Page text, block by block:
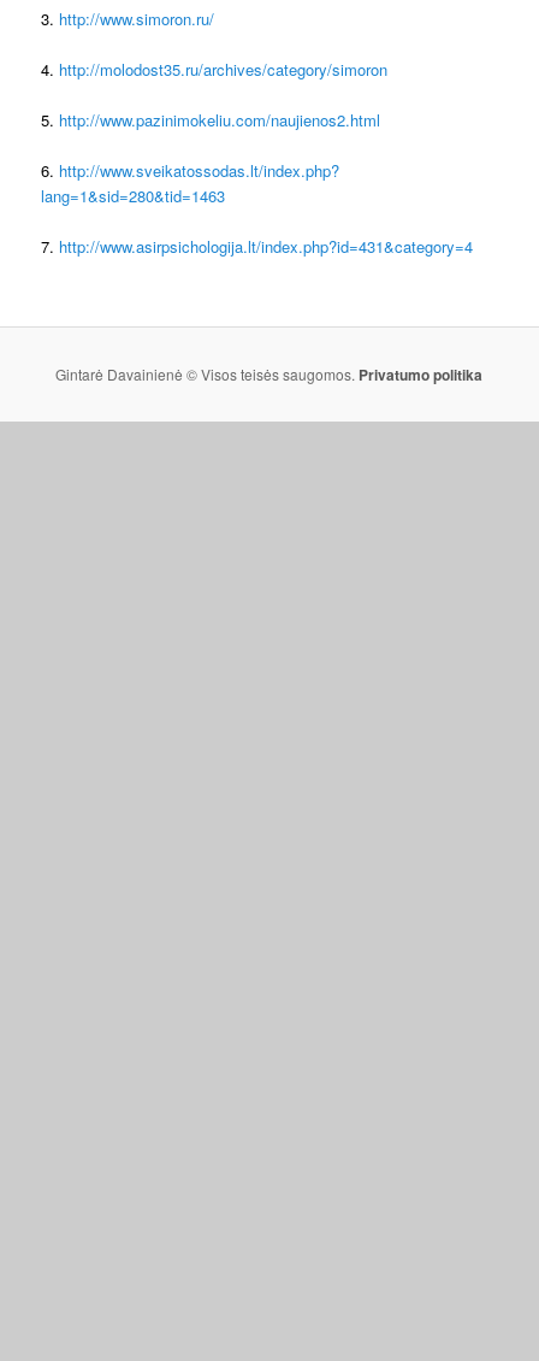
3. http://www.simoron.ru/
4. http://molodost35.ru/archives/category/simoron
5. http://www.pazinimokeliu.com/naujienos2.html
6. http://www.sveikatossodas.lt/index.php?
lang=1&sid=280&tid=1463
7. http://www.asirpsichologija.lt/index.php?id=431&category=4
Gintarė Davainienė © Visos teisės saugomos. Privatumo politika